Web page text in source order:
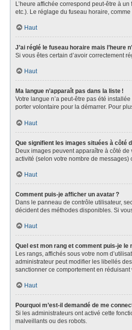
L’heure affichée correspond peut-être à
etc.). Le réglage du fuseau horaire, comme
Haut
J’ai réglé le fuseau horaire mais l’heure
Si vous êtes certain d’avoir correctement
Haut
Ma langue n’apparaît pas dans la liste !
Votre langue n’a peut-être pas été
porter volontaire pour la démarrer. Pour
Haut
Que signifient les images situées à côté
Deux images peuvent apparaître à côté
activité (selon votre nombre de messages)
Haut
Comment puis-je afficher un avatar ?
Dans le panneau de contrôle utilisateur,
décident des méthodes disponibles. Si
Haut
Quel est mon rang et comment puis-je le
Les rangs, affichés sous votre nom
administrateur peut modifier les libellés
sanctionner ce comportement en
Haut
Pourquoi m’est-il demandé de me
Si les administrateurs ont activé cette
malveillants ou des robots.